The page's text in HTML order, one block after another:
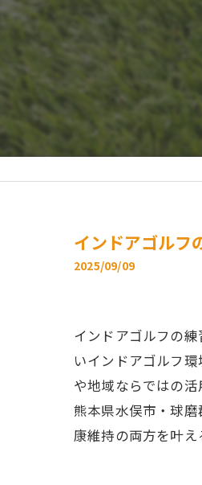
インドアゴルフ
2025/09/09
インドアゴルフの
いインドアゴルフ
や地域ならではの
熊本県水俣市・球
康維持の両方を叶え